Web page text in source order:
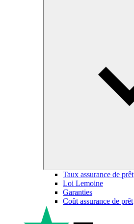
Taux assurance de prêt
Loi Lemoine
Garanties
Coût assurance de prêt